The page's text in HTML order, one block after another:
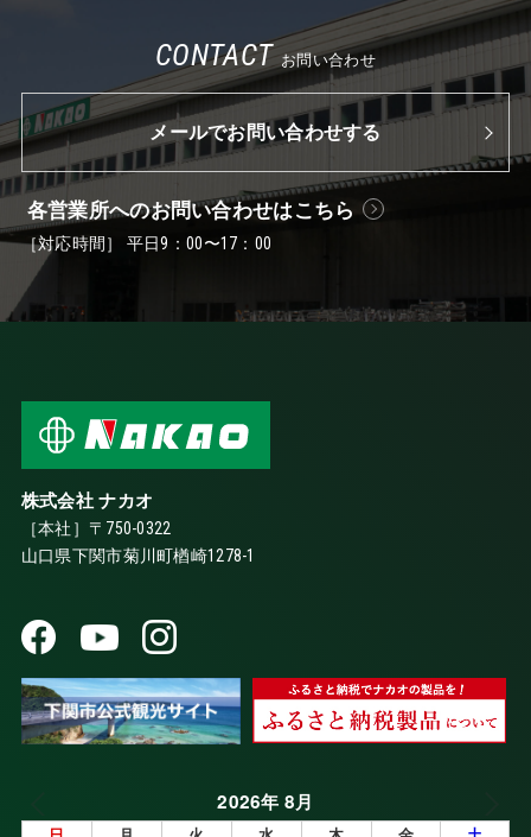
CONTACT お問い合わせ
メールでお問い合わせする
各営業所へのお問い合わせはこちら
［対応時間］ 平日9：00〜17：00
株式会社 ナカオ
［本社］〒750-0322
山口県下関市菊川町楢崎1278-1
2026年 8月